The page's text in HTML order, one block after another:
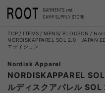
TOP ITEMS MENS BLOUSON
NORDISKAPPAREL SOL 2.0 JAPAN
エディション
Nordisk Apparel
NORDISKAPPAREL
ルディスクアパレル